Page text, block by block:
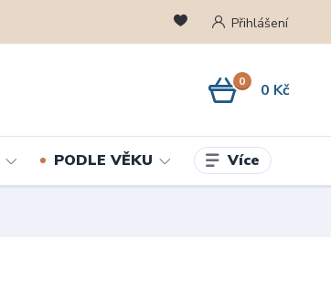
Přihlášení
0 0 Kč
PODLE VĚKU Více